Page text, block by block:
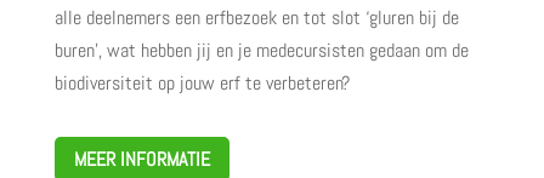
alle deelnemers een erfbezoek en tot slot ‘gluren bij de
buren’, wat hebben jij en je medecursisten gedaan om de
biodiversiteit op jouw erf te verbeteren?
MEER INFORMATIE